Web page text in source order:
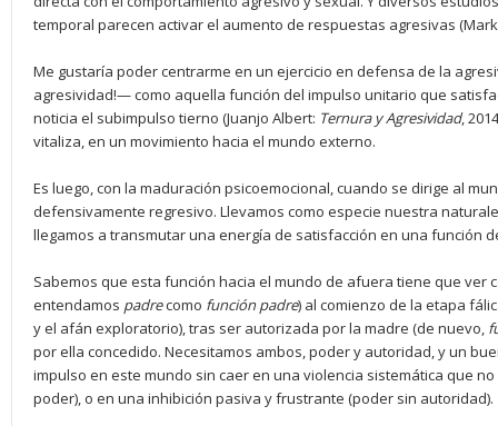
temporal parecen activar el aumento de respuestas agresivas
Me gustaría poder centrarme en un ejercicio en defensa de la
agresividad!— como aquella función del impulso unitario que
noticia el subimpulso tierno (Juanjo Albert: Ternura y Agresividad,
vitaliza, en un movimiento hacia el mundo externo.
Es luego, con la maduración psicoemocional, cuando se dirige al
defensivamente regresivo. Llevamos como especie nuestra
llegamos a transmutar una energía de satisfacción en una función
Sabemos que esta función hacia el mundo de afuera tiene que ver
entendamos padrecomo función padre) al comienzo de la etapa
y el afán exploratorio), tras ser autorizada por la madre (de nuevo,
por ella concedido. Necesitamos ambos, poder y autoridad, y un
impulso en este mundo sin caer en una violencia sistemática que
poder), o en una inhibición pasiva y frustrante (poder sin autoridad).